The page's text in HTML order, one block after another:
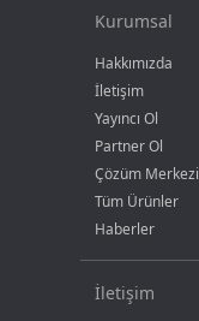
Kurumsal
Hakkımızda
İletişim
Yayıncı Ol
Partner Ol
Çözüm Merkezi
Tüm Ürünler
Haberler
İletişim